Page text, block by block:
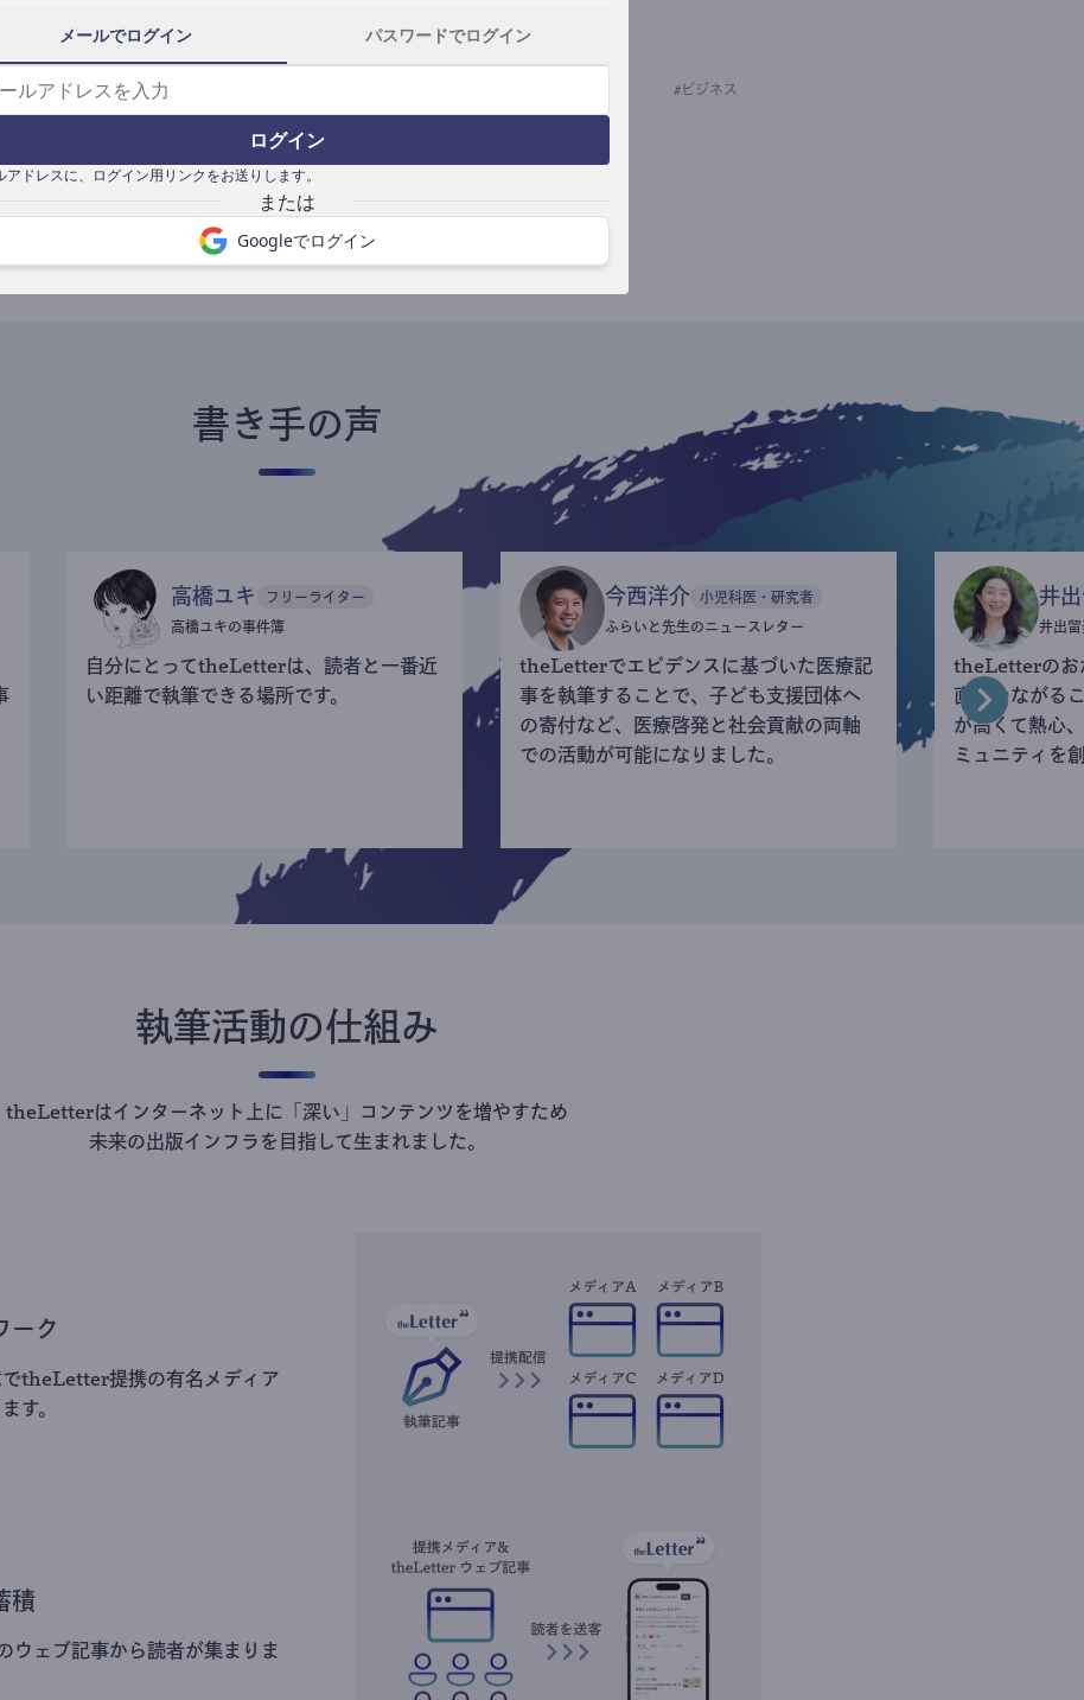
メールでログイン パスワードでログイン
ログイン
アドレスに、ログイン用リンクをお送りします。
Googleでログイン
News ｺｯｶﾗSaaS
# ビジネス
書き手になる
書き手の声
高橋ユキ フリーライター
高橋ユキの事件簿
自分にとってtheLetterは、読者と一番近
い距離で執筆できる場所です。
今西洋介 小児科医・研究者
ふらいと先生のニュースレター
theLetterでエビデンスに基づいた医療記
事を執筆することで、子ども支援団体へ
の寄付など、医療啓発と社会貢献の両軸
での活動が可能になりました。
井
井出
theLetterのお
直接つながる
が高くて熱心
ミュニティを
執筆活動の仕組み
theLetterはインターネット上に「深い」コンテンツを増やすため
未来の出版インフラを目指して生まれました。
ーク
theLetter提携の有名メディア
す。
積
ェブ記事から読者が集まりま